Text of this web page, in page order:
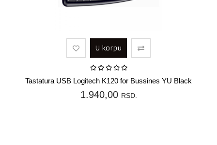
U korpu
Tastatura USB Logitech K120 for Bussines YU Black
1.940,00 RSD.